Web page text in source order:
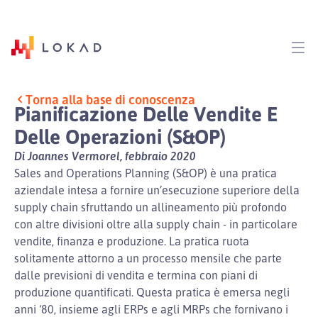
Torna alla base di conoscenza
Pianificazione Delle Vendite E
Delle Operazioni (S&OP)
Di Joannes Vermorel, febbraio 2020
Sales and Operations Planning (S&OP) è una pratica
aziendale intesa a fornire un’esecuzione superiore della
supply chain sfruttando un allineamento più profondo
con altre divisioni oltre alla supply chain - in particolare
vendite, finanza e produzione. La pratica ruota
solitamente attorno a un processo mensile che parte
dalle previsioni di vendita e termina con piani di
produzione quantificati. Questa pratica è emersa negli
anni ‘80, insieme agli ERPs e agli MRPs che fornivano i